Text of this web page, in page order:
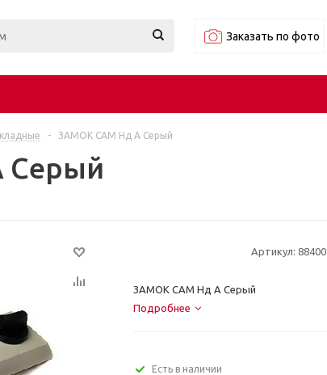
Заказать по фото
- ЗАМОК САМ Нд А Серый
Артикул: 88400
ЗАМОК САМ Нд А Серый
Подробнее
Есть в наличии